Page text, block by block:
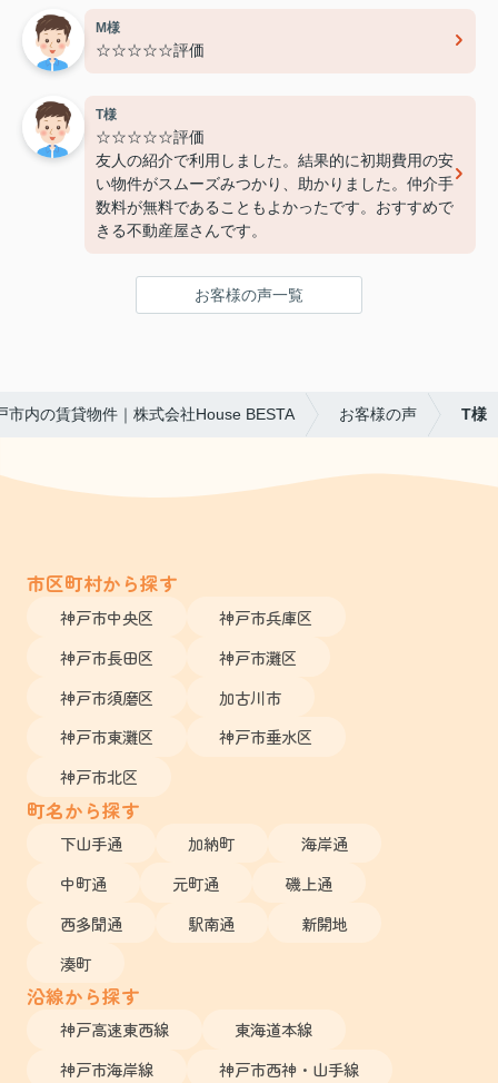
また機会があればぜひ利用させていただきたいと思
います。本当にありがとうございました！
M様
☆☆☆☆☆評価
T様
☆☆☆☆☆評価
友人の紹介で利用しました。結果的に初期費用の安
い物件がスムーズみつかり、助かりました。仲介手
数料が無料であることもよかったです。おすすめで
きる不動産屋さんです。
お客様の声一覧
市内の賃貸物件｜株式会社House BESTA お客様の声 T様
市区町村から探す
神戸市中央区
神戸市兵庫区
神戸市長田区
神戸市灘区
神戸市須磨区
加古川市
神戸市東灘区
神戸市垂水区
神戸市北区
町名から探す
下山手通 加納町
海岸通
中町通
元町通
磯上通
西多聞通
駅南通
新開地
湊町
沿線から探す
神戸高速東西線
東海道本線
神戸市海岸線
神戸市西神・山手線